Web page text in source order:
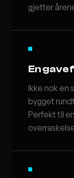
gjetter
En
Ikke nok en
bygget
Perfekt til